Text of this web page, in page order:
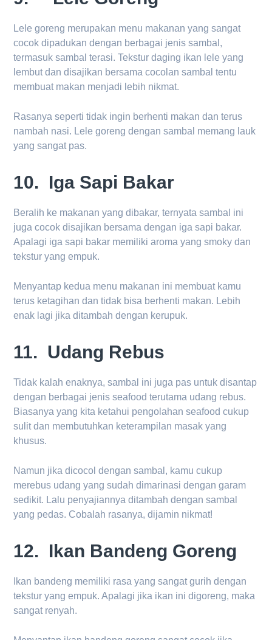
Lele goreng merupakan menu makanan yang sangat
cocok dipadukan dengan berbagai jenis sambal,
termasuk sambal terasi. Tekstur daging ikan lele yang
lembut dan disajikan bersama cocolan sambal tentu
membuat makan menjadi lebih nikmat.
Rasanya seperti tidak ingin berhenti makan dan terus
nambah nasi. Lele goreng dengan sambal memang lauk
yang sangat pas.
10. Iga Sapi Bakar
Beralih ke makanan yang dibakar, ternyata sambal ini
juga cocok disajikan bersama dengan iga sapi bakar.
Apalagi iga sapi bakar memiliki aroma yang smoky dan
tekstur yang empuk.
Menyantap kedua menu makanan ini membuat kamu
terus ketagihan dan tidak bisa berhenti makan. Lebih
enak lagi jika ditambah dengan kerupuk.
11. Udang Rebus
Tidak kalah enaknya, sambal ini juga pas untuk disantap
dengan berbagai jenis seafood terutama udang rebus.
Biasanya yang kita ketahui pengolahan seafood cukup
sulit dan membutuhkan keterampilan masak yang
khusus.
Namun jika dicocol dengan sambal, kamu cukup
merebus udang yang sudah dimarinasi dengan garam
sedikit. Lalu penyajiannya ditambah dengan sambal
yang pedas. Cobalah rasanya, dijamin nikmat!
12. Ikan Bandeng Goreng
Ikan bandeng memiliki rasa yang sangat gurih dengan
tekstur yang empuk. Apalagi jika ikan ini digoreng, maka
sangat renyah.